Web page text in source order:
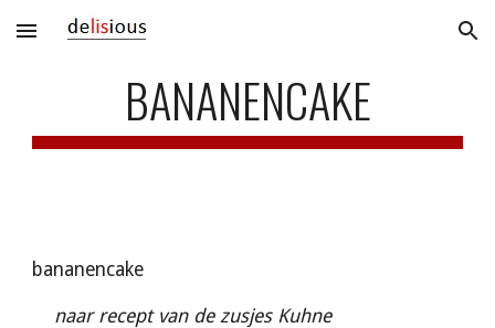
Skip to main content Skip to navigation
BANANENCAKE
bananencake
    naar recept van de zusjes Kuhne